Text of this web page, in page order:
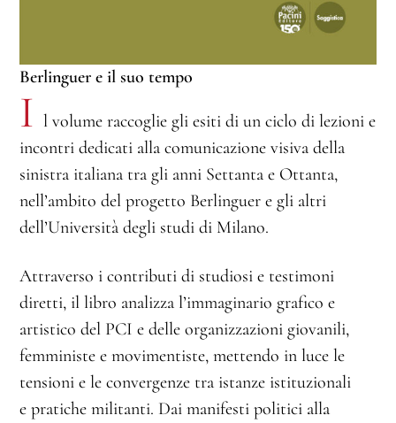
Berlinguer e il suo tempo
I l volume raccoglie gli esiti di un ciclo di lezioni e
incontri dedicati alla comunicazione visiva della
sinistra italiana tra gli anni Settanta e Ottanta,
nell’ambito del progetto Berlinguer e gli altri
dell’Università degli studi di Milano.
Attraverso i contributi di studiosi e testimoni
diretti, il libro analizza l’immaginario grafico e
artistico del PCI e delle organizzazioni giovanili,
femministe e movimentiste, mettendo in luce le
tensioni e le convergenze tra istanze istituzionali
e pratiche militanti. Dai manifesti politici alla